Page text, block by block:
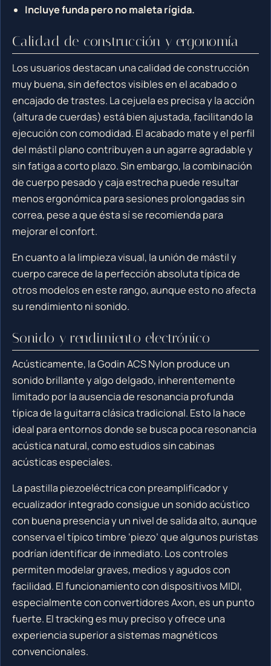
Incluye funda pero no maleta rígida.
Calidad de construcción y ergonomía
Los usuarios destacan una calidad de construcción
muy buena, sin defectos visibles en el acabado o
encajado de trastes. La cejuela es precisa y la acción
(altura de cuerdas) está bien ajustada, facilitando la
ejecución con comodidad. El acabado mate y el perfil
del mástil plano contribuyen a un agarre agradable y
sin fatiga a corto plazo. Sin embargo, la combinación
de cuerpo pesado y caja estrecha puede resultar
menos ergonómica para sesiones prolongadas sin
correa, pese a que ésta sí se recomienda para
mejorar el confort.
En cuanto a la limpieza visual, la unión de mástil y
cuerpo carece de la perfección absoluta típica de
otros modelos en este rango, aunque esto no afecta
su rendimiento ni sonido.
Sonido y rendimiento electrónico
Acústicamente, la Godin ACS Nylon produce un
sonido brillante y algo delgado, inherentemente
limitado por la ausencia de resonancia profunda
típica de la guitarra clásica tradicional. Esto la hace
ideal para entornos donde se busca poca resonancia
acústica natural, como estudios sin cabinas
acústicas especiales.
La pastilla piezoeléctrica con preamplificador y
ecualizador integrado consigue un sonido acústico
con buena presencia y un nivel de salida alto, aunque
conserva el típico timbre ‘piezo’ que algunos puristas
podrían identificar de inmediato. Los controles
permiten modelar graves, medios y agudos con
facilidad. El funcionamiento con dispositivos MIDI,
especialmente con convertidores Axon, es un punto
fuerte. El tracking es muy preciso y ofrece una
experiencia superior a sistemas magnéticos
convencionales.